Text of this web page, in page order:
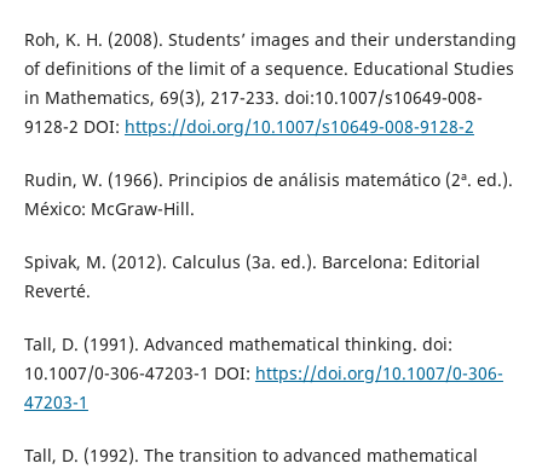
Roh, K. H. (2008). Students’ images and their understanding
of definitions of the limit of a sequence. Educational Studies
in Mathematics, 69(3), 217-233. doi:10.1007/s10649-008-
9128-2 DOI: https://doi.org/10.1007/s10649-008-9128-2
Rudin, W. (1966). Principios de análisis matemático (2ª. ed.).
México: McGraw-Hill.
Spivak, M. (2012). Calculus (3a. ed.). Barcelona: Editorial
Reverté.
Tall, D. (1991). Advanced mathematical thinking. doi:
10.1007/0-306-47203-1 DOI: https://doi.org/10.1007/0-306-
47203-1
Tall, D. (1992). The transition to advanced mathematical